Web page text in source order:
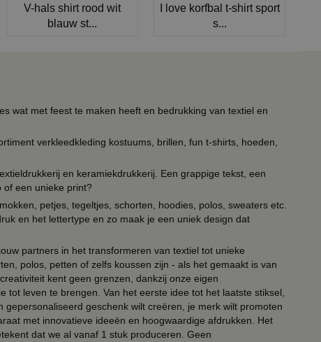
V-hals shirt rood wit
blauw st...
I love korfbal t-shirt sport
s...
wat met feest te maken heeft en bedrukking van textiel en
verkleedkleding kostuums, brillen, fun t-shirts, hoeden,
en keramiekdrukkerij. Een grappige tekst, een
of een unieke print?
petjes, tegeltjes, schorten, hoodies, polos, sweaters etc.
en het lettertype en zo maak je een uniek design dat
partners in het transformeren van textiel tot unieke
polos, petten of zelfs koussen zijn - als het gemaakt is van
kent geen grenzen, dankzij onze eigen
tot leven te brengen. Van het eerste idee tot het laatste stiksel,
geschenk wilt creëren, je merk wilt promoten
met innovatieve ideeën en hoogwaardige afdrukken. Het
dat we al vanaf 1 stuk produceren. Geen